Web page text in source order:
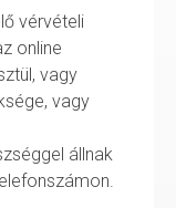
vérvételi
online
vagy
vagy
állnak